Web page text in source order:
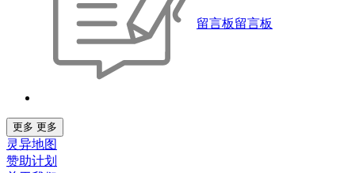
留言板留言板
更多 更多
灵异地图
赞助计划